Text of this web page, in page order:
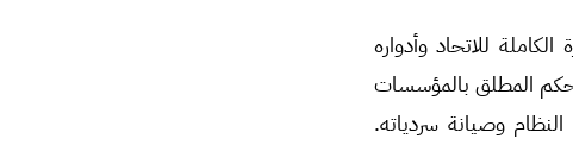
للاتحاد وأدواره
المطلق بالمؤسسات
وصيانة سردياته.